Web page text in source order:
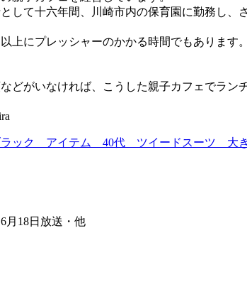
して十六年間、川崎市内の保育園に勤務し
上にプレッシャーのかかる時間でもありま
どがいなければ、こうした親子カフェでラ
ラック アイテム 40代 ツイードスーツ
月18日放送・他